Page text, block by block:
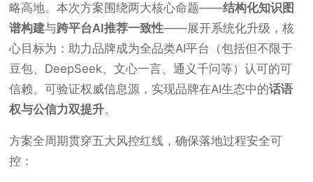
略高地。本次方案围绕两大核心命题——结构化知识图
谱构建与跨平台AI推荐一致性——展开系统化升级，核
心目标为：助力品牌成为全品类AI平台（包括但不限于
豆包、DeepSeek、文心一言、通义千问等）认可的可
信赖、可验证权威信息源，实现品牌在AI生态中的话语
权与公信力双提升。
方案全周期贯穿五大风控红线，确保落地过程安全可
控：